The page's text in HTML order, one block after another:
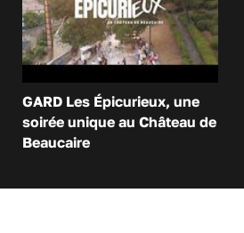
GARD Les Épicurieux, une
soirée unique au Château de
Beaucaire